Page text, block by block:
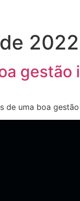
2022
de uma boa